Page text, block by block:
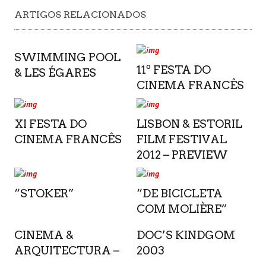
ARTIGOS RELACIONADOS
SWIMMING POOL
& LES ÉGARES
11º FESTA DO
CINEMA FRANCÊS
XI FESTA DO
CINEMA FRANCÊS
LISBON & ESTORIL
FILM FESTIVAL
2012 – PREVIEW
“STOKER”
“DE BICICLETA
COM MOLIÈRE”
CINEMA &
ARQUITECTURA –
DOC’S KINDGOM
2003